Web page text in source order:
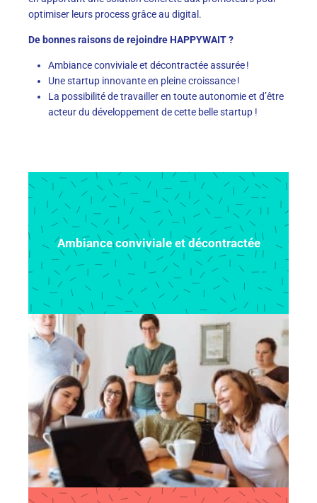
optimiser leurs process grâce au digital.
De bonnes raisons de rejoindre HAPPYWAIT ?
Ambiance conviviale et décontractée assurée !
Une startup innovante en pleine croissance !
La possibilité de travailler en toute autonomie et d’être
acteur du développement de cette belle startup !
Ambiance conviviale et décontractée